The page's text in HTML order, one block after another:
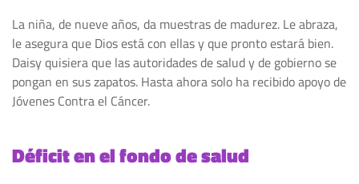
La niña, de nueve años, da muestras de madurez. Le abraza,
le asegura que Dios está con ellas y que pronto estará bien.
Daisy quisiera que las autoridades de salud y de gobierno se
pongan en sus zapatos. Hasta ahora solo ha recibido apoyo de
Jóvenes Contra el Cáncer.
Déficit en el fondo de salud